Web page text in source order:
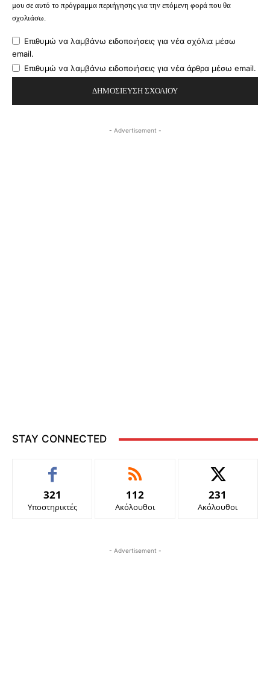
μου σε αυτό το πρόγραμμα περιήγησης για την επόμενη φορά που θα
σχολιάσω.
Επιθυμώ να λαμβάνω ειδοποιήσεις για νέα σχόλια μέσω
email.
Επιθυμώ να λαμβάνω ειδοποιήσεις για νέα άρθρα μέσω email.
- Advertisement -
STAY CONNECTED
321
Υποστηρικτές
112
Ακόλουθοι
231
Ακόλουθοι
- Advertisement -